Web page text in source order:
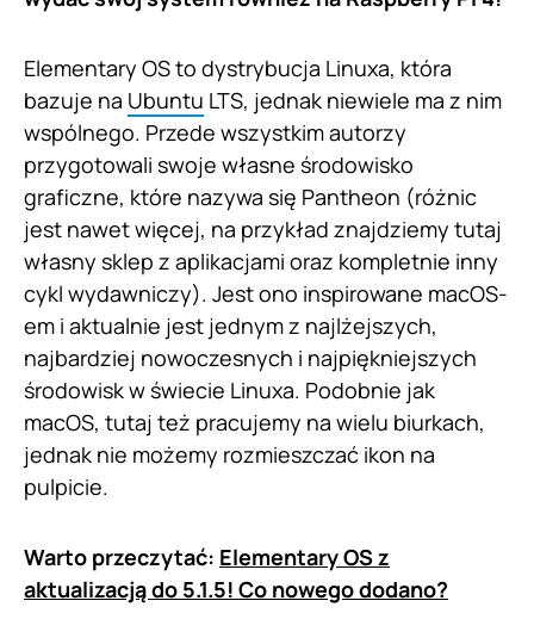
Elementary OS to dystrybucja Linuxa, która
bazuje na Ubuntu LTS, jednak niewiele ma z nim
wspólnego. Przede wszystkim autorzy
przygotowali swoje własne środowisko
graficzne, które nazywa się Pantheon (różnic
jest nawet więcej, na przykład znajdziemy tutaj
własny sklep z aplikacjami oraz kompletnie inny
cykl wydawniczy). Jest ono inspirowane macOS-
em i aktualnie jest jednym z najlżejszych,
najbardziej nowoczesnych i najpiękniejszych
środowisk w świecie Linuxa. Podobnie jak
macOS, tutaj też pracujemy na wielu biurkach,
jednak nie możemy rozmieszczać ikon na
pulpicie.
Warto przeczytać: Elementary OS z
aktualizacją do 5.1.5! Co nowego dodano?